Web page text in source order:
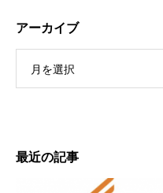
アーカイブ
月を選択
最近の記事